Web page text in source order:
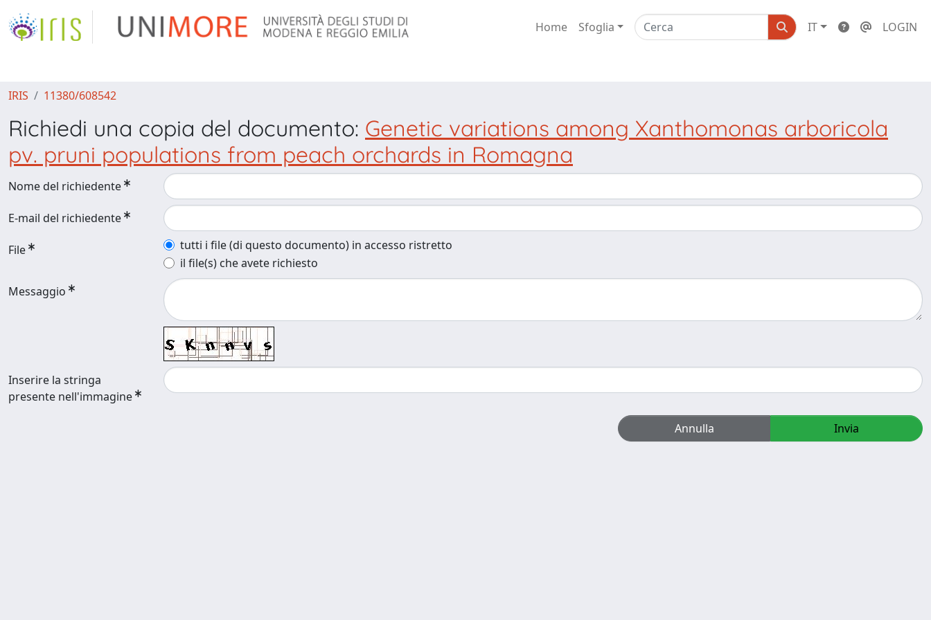
Home Sfoglia IT LOGIN
IRIS 11380/608542
Richiedi una copia del documento: Genetic variations among Xanthomonas arboricola
pv. pruni populations from peach orchards in Romagna
Nome del richiedente
E-mail del richiedente
File
tutti i file (di questo documento) in accesso ristretto
il file(s) che avete richiesto
Messaggio
Inserire la stringa
presente nell'immagine
Annulla Invia